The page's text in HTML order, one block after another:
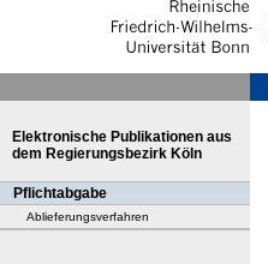
Elektronische Publikationen aus
dem Regierungsbezirk Köln
Pflichtabgabe
Ablieferungsverfahren